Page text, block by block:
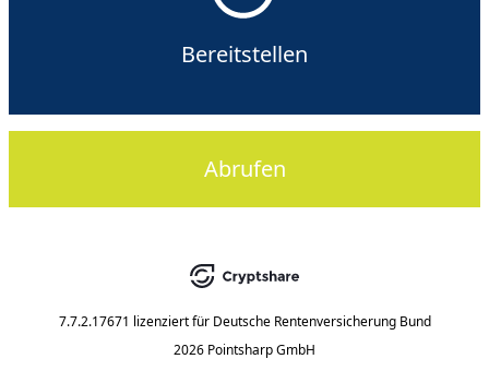
Bereitstellen
Abrufen
7.7.2.17671 lizenziert für Deutsche Rentenversicherung Bund
2026 Pointsharp GmbH